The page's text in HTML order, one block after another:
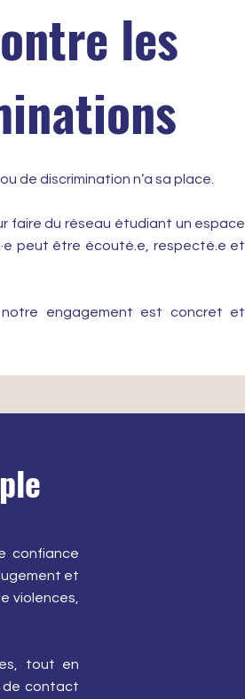
les
de discrimination n’a sa place.
faire du réseau étudiant un espace
peut être écouté.e, respecté.e et
notre engagement est concret et
confiance
et
violences,
tout en
de contact